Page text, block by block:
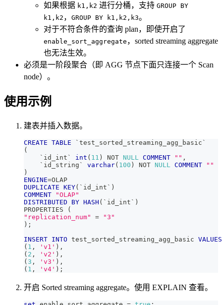
如果根据 k1,k2 进行分桶，支持 GROUP BY
k1,k2 ， GROUP BY k1,k2,k3。
对于不符合条件的查询 plan，即使开启了
enable_sort_aggregate ，sorted streaming aggregate
也无法生效。
必须是一阶段聚合（即 AGG 节点下面只连接一个 Scan
node）。
使用示例
建表并插入数据。
CREATE TABLE ` test_sorted_streaming_agg_basic `
(
` id_int ` int ( 11 ) NOT NULL COMMENT "" ,
` id_string ` varchar( 100 ) NOT NULL COMMENT
""
)
ENGINE=OLAP
DUPLICATE KEY( ` id_int ` )
COMMENT
"OLAP"
DISTRIBUTED
BY HASH ( ` id_int ` )
PROPERTIES
(
"replication_num"
=
"3"
) ;
INSERT INTO test_sorted_streaming_agg_basic VALUES
( 1 , 'v1' ) ,
( 2 , 'v2' ) ,
( 3 , 'v3' ) ,
( 1 , 'v4' ) ;
开启 Sorted streaming aggregate。使用 EXPLAIN 查看。